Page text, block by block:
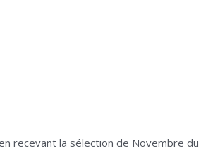
recevant la sélection de Novembre du